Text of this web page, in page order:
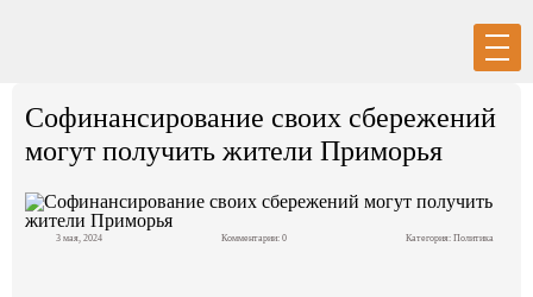
Регистрация
Софинансирование своих сбережений
могут получить жители Приморья
3 мая, 2024 Комментарии: 0 Категория: Политика